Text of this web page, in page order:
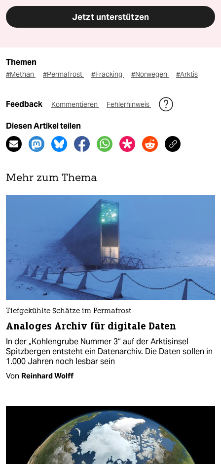
Jetzt unterstützen
Themen
#Methan #Permafrost #Fracking #Norwegen #Arktis
Feedback Kommentieren Fehlerhinweis
Diesen Artikel teilen
Mehr zum Thema
Tiefgekühlte Schätze im Permafrost
Analoges Archiv für digitale Daten
In der „Kohlengrube Nummer 3“ auf der Arktisinsel
Spitzbergen entsteht ein Datenarchiv. Die Daten sollen in
1.000 Jahren noch lesbar sein
Von Reinhard Wolff